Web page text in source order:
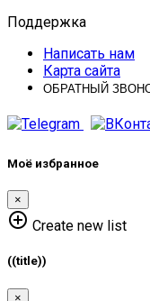
Поддержка
Написать нам
Карта сайта
ОБРАТНЫЙ
Моё избранное
×
add_circle_outline Create new list
((title))
×